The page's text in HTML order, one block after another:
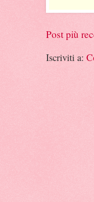
Post più
Iscriviti a: